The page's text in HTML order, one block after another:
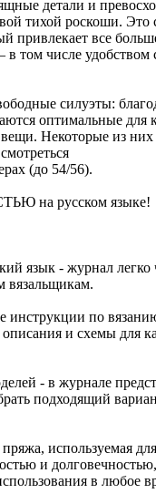
детали и
тихой роскоши. Это
привлекает все
в том числе удобством
силуэты:
оптимальные для
Некоторые из них
(до 54/56).
на русском языке!
язык - журнал легко
вязальщикам.
инструкции по
и схемы для
- в журнале
подходящий
используемая
и
в любое